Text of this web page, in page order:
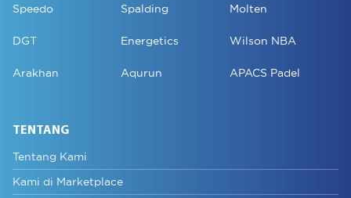
Speedo Spalding Molten
DGT Energetics Wilson NBA
Arakhan Aqurun APACS Padel
TENTANG
Tentang Kami
Kami di Marketplace